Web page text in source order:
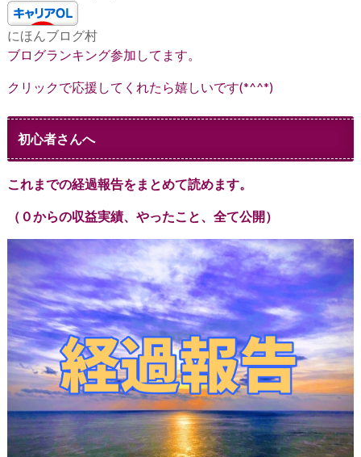
にほんブログ村
ブログランキング参加してます。
クリックで応援してくれたら嬉しいです(*^^*)
初心者さんへ
これまでの経過報告をまとめて読めます。
（０からの収益実績、やったこと、全て公開）